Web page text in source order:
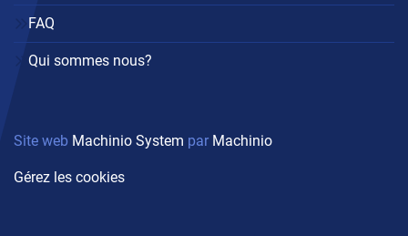
FAQ
Qui sommes nous?
Site web Machinio System par Machinio
Gérez les cookies